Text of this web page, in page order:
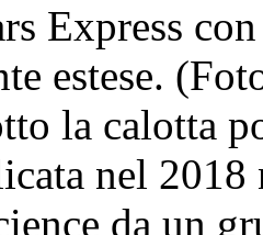
Express
estese.
la calotta
nel
da un